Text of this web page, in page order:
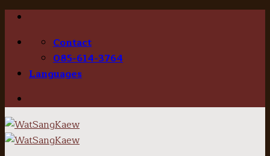
Skip
content
Contact
085-614-3764
Languages